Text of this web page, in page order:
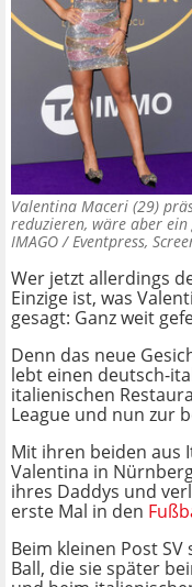
Valentina Maceri (29)
reduzieren, wäre aber
IMAGO / Eventpress,
Wer jetzt allerdings
Einzige ist, was
gesagt: Ganz weit
Denn das neue
lebt einen deutsch-
italienischen
League und nun zur
Mit ihren beiden aus
Valentina in
ihres Daddys und
erste Mal in den
Beim kleinen Post
Ball, die sie später